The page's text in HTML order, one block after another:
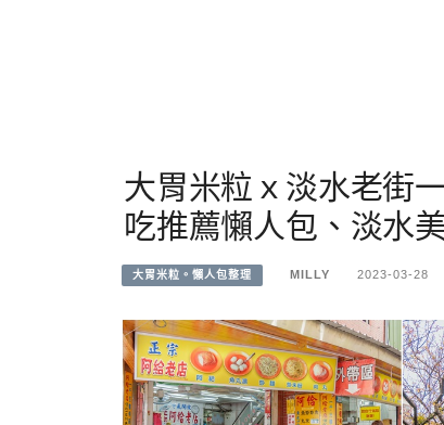
大胃米粒ｘ淡水老街
吃推薦懶人包、淡水
大胃米粒。懶人包整理 MILLY 2023-03-28